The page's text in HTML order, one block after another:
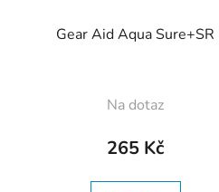
Gear Aid Aqua Sure+SR
Na dotaz
265 Kč